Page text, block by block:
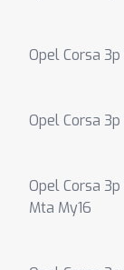
Opel Corsa
Opel Corsa
Opel Corsa
Mta My16